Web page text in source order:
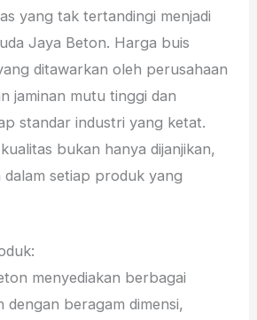
yang tak tertandingi menjadi
Jaya Beton. Harga buis
ditawarkan oleh perusahaan
jaminan mutu tinggi dan
standar industri yang ketat.
bukan hanya dijanjikan,
setiap produk yang
menyediakan berbagai
dengan beragam dimensi,